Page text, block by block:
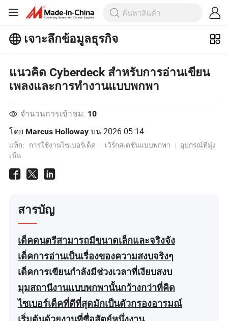
เจาะลึกข้อมูลธุรกิจ
แนวคิด Cyberdeck สำหรับการอ่านเขียน
เพลงและการทำงานแบบพกพา
จำนวนการเข้าชม: 10
โดย Marcus Holloway บน2026-05-14
แท็ก: การใช้งานไซเบอร์เด็ค เวิร์กสเตชันแบบพกพา
อุปกรณ์ที่มุ่ง
เน้น
สารบัญ
เด็คดนตรีสามารถมีขนาดเล็กและจริงจัง
เด็คการอ่านเป็นเรื่องของความสงบจริงๆ
เด็คการเขียนกำลังมีช่วงเวลาที่เงียบสงบ
มุมสถานีงานแบบพกพานั้นกว้างกว่าที่คิด
ไซเบอร์เด็คที่ดีที่สุดมักเป็นตัวกรองอารมณ์